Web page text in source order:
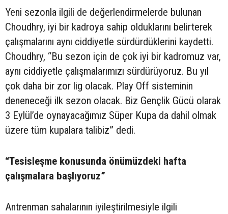
Yeni sezonla ilgili de değerlendirmelerde bulunan
Choudhry, iyi bir kadroya sahip olduklarını belirterek
çalışmalarını aynı ciddiyetle sürdürdüklerini kaydetti.
Choudhry, “Bu sezon için de çok iyi bir kadromuz var,
aynı ciddiyetle çalışmalarımızı sürdürüyoruz. Bu yıl
çok daha bir zor lig olacak. Play Off sisteminin
deneneceği ilk sezon olacak. Biz Gençlik Gücü olarak
3 Eylül’de oynayacağımız Süper Kupa da dahil olmak
üzere tüm kupalara talibiz” dedi.
“Tesisleşme konusunda önümüzdeki hafta
çalışmalara başlıyoruz”
Antrenman sahalarının iyileştirilmesiyle ilgili